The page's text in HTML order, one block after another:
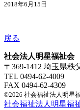
2018年6月15日
戻る
社会法人明星福祉会
〒369-1412 埼玉県秩
TEL 0494-62-4009
FAX 0494-62-4309
©2026 社会福祉法人明星
社会福祉法人明星福